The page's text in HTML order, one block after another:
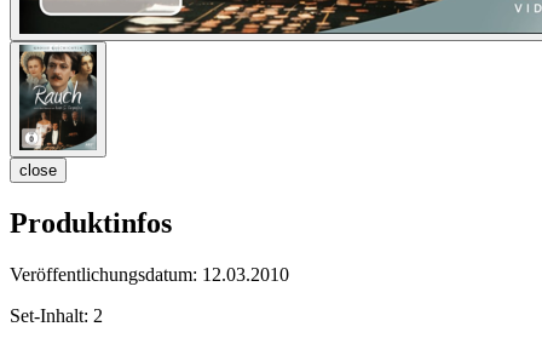
close
Produktinfos
Veröffentlichungsdatum: 12.03.2010
Set-Inhalt: 2